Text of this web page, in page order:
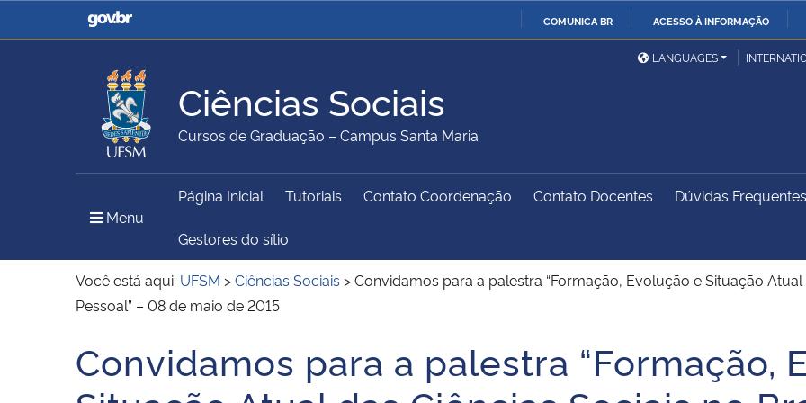
COMUNICA BR ACESSO À INFORMAÇÃO
Casa Civil
Ministério da Justiça e
Ministério da Defesa
Ministério das Relações
Exteriores
Ministério da Agricultura,
Pecuária e Abastecimento
Ministério da Educação Ministério da Cidadania
Ministério do Meio Ambiente
Ministério do
Secretaria de Governo
Gabinete de Segurança
LANGUAGES
Ciências Sociais
Cursos de Graduação – Campus Santa Maria
Menu
Página Inicial Tutoriais Contato Coordenação Contato Docentes Dúvidas Frequentes
Gestores do sítio
Você está aqui: UFSM >Ciências Sociais >Convidamos para a palestra “Formação, Evolução e Situação
Pessoal” – 08 de maio de 2015
Início do conteúdo
Convidamos para a palestra “Formação,